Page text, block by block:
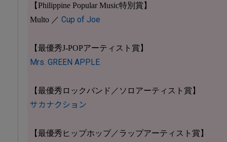
【Philippine Popular Music特別賞】
Multo ／ Cup of Joe
【最優秀J-POPアーティスト賞】
Mrs. GREEN APPLE
【最優秀ロックバンド／ソロアーティスト賞】
サカナクション
【最優秀ヒップホップ／ラップアーティスト賞】